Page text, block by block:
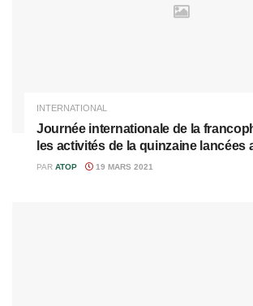
INTERNATIONAL
Journée internationale de la
les activités de la quinzaine lancées
PAR ATOP 19 MARS 2021